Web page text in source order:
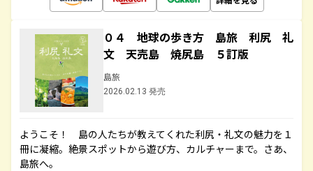
０４ 地球の歩き方 島旅 利尻 礼
文 天売島 焼尻島 ５訂版
島旅
2026.02.13 発売
ようこそ！ 島の人たちが教えてくれた利尻・礼文の魅力を１
冊に凝縮。絶景スポットから遊び方、カルチャーまで。さあ、
島旅へ。